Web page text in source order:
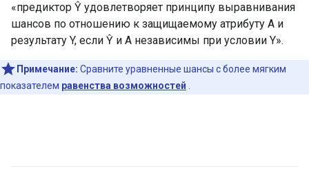
«предиктор Ŷ удовлетворяет принципу выравнивания
шансов по отношению к защищаемому атрибуту A и
результату Y, если Ŷ и A независимы при условии Y».
Примечание: Сравните уравненные шансы с более мягким
показателем равенства возможностей